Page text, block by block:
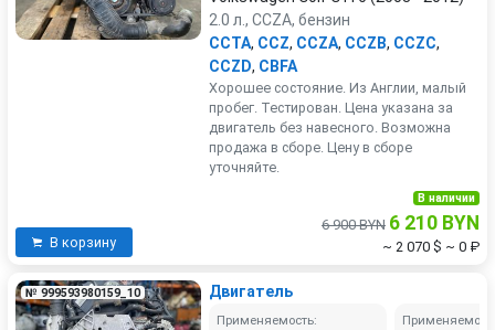
2.0 л., CCZA, бензин
CCTA, CCZ, CCZA, CCZB, CCZC,
CCZD, CBFA
Хорошее состояние. Из Англии, малый
пробег. Тестирован. Цена указана за
двигатель без навесного. Возможна
продажа в сборе. Цену в сборе
уточняйте.
В корзину
В наличии
6 900 BYN 6 210 BYN
~ 2 070 $ ~ 0 ₽
№ 999593980159_10 Двигатель
Применяемость: